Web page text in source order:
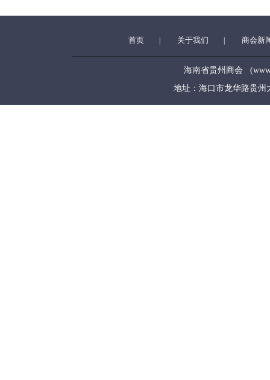
首页 关于我们 商会新
海南省贵州商会
地址：海口市龙华路贵州